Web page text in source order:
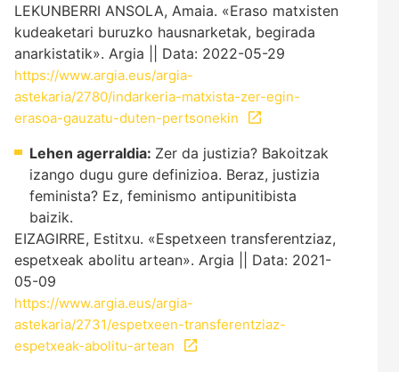
LEKUNBERRI ANSOLA, Amaia. «Eraso matxisten
kudeaketari buruzko hausnarketak, begirada
anarkistatik». Argia || Data: 2022-05-29
https://www.argia.eus/argia-
astekaria/2780/indarkeria-matxista-zer-egin-
erasoa-gauzatu-duten-pertsonekin
Lehen agerraldia: Zer da justizia? Bakoitzak
izango dugu gure definizioa. Beraz, justizia
feminista? Ez, feminismo antipunitibista
baizik.
EIZAGIRRE, Estitxu. «Espetxeen transferentziaz,
espetxeak abolitu artean». Argia || Data: 2021-
05-09
https://www.argia.eus/argia-
astekaria/2731/espetxeen-transferentziaz-
espetxeak-abolitu-artean